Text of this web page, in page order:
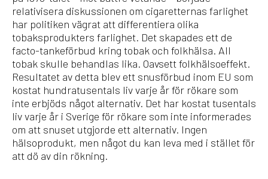
relativisera diskussionen om cigaretternas farlighet
har politiken vägrat att differentiera olika
tobaksprodukters farlighet. Det skapades ett de
facto-tankeförbud kring tobak och folkhälsa. All
tobak skulle behandlas lika. Oavsett folkhälsoeffekt.
Resultatet av detta blev ett snusförbud inom EU som
kostat hundratusentals liv varje år för rökare som
inte erbjöds något alternativ. Det har kostat tusentals
liv varje år i Sverige för rökare som inte informerades
om att snuset utgjorde ett alternativ. Ingen
hälsoprodukt, men något du kan leva med i stället för
att dö av din rökning.